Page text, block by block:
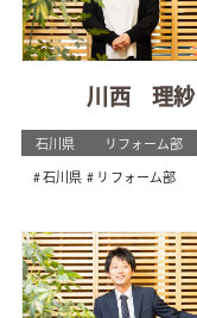
川西 理紗
石川県 リフォーム部
石川県 リフォーム部